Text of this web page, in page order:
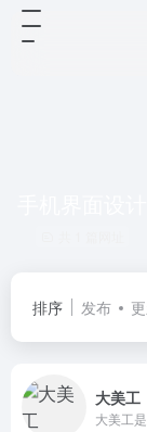
排序 发布
大美工